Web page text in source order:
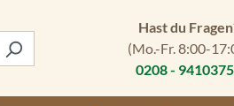
Hast du
(Mo.-Fr. 8:00-
0208 -